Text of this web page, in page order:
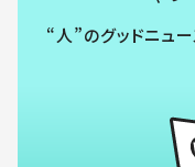
“人”のグッドニュ